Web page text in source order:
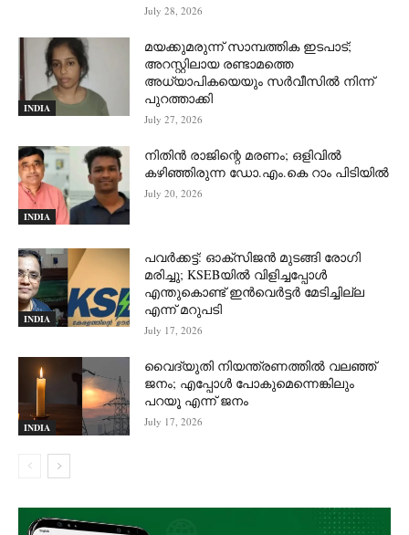
July 28, 2026
INDIA
മയക്കുമരുന്ന് സാമ്പത്തിക ഇടപാട്;
അറസ്റ്റിലായ രണ്ടാമത്തെ
അധ്യാപികയെയും സർവീസിൽ നിന്ന്
പുറത്താക്കി
July 27, 2026
INDIA
നിതിൻ രാജിന്റെ മരണം; ഒളിവിൽ
കഴിഞ്ഞിരുന്ന ഡോ.എം.കെ റാം പിടിയിൽ
July 20, 2026
INDIA
പവർക്കട്ട്: ഓക്‌സിജൻ മുടങ്ങി രോഗി
മരിച്ചു; KSEBയിൽ വിളിച്ചപ്പോൾ
എന്തുകൊണ്ട് ഇൻവെർട്ടർ മേടിച്ചില്ല
എന്ന് മറുപടി
July 17, 2026
INDIA
വൈദ്യുതി നിയന്ത്രണത്തിൽ വലഞ്ഞ്
ജനം; എപ്പോൾ പോകുമെന്നെങ്കിലും
പറയൂ എന്ന് ജനം
July 17, 2026